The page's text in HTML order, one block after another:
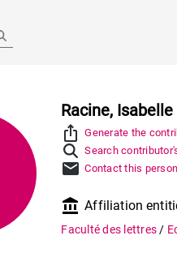
Racine, Isabelle
ios_share
Generate the
Search
mail Contact this
account_balance Affiliation
Faculté des lettres /